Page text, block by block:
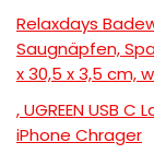
Relaxdays
Saugnäpfen,
x 30,5 x 3,5 cm,
, UGREEN USB
iPhone Chrager